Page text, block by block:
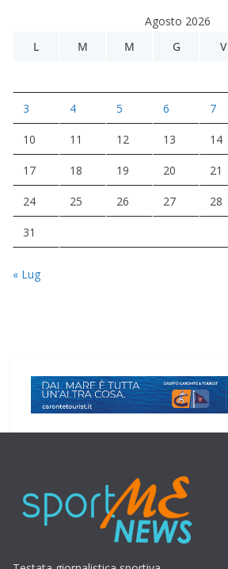
Agosto 2026
L
M M G V
3 4 5 6 7
10 11 12 13 14
17 18 19 20 21
24 25 26 27 28
31
« Lug